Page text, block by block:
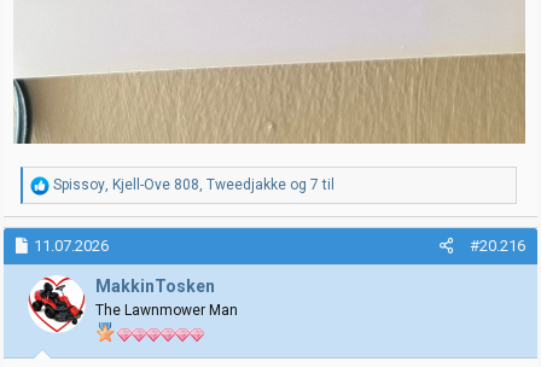
R
e
a
k
s
j
o
n
e
r
Spissoy, Kjell-Ove 808, Tweedjakke og 7 til
11.07.2026 #20.216
MakkinTosken
The Lawnmower Man